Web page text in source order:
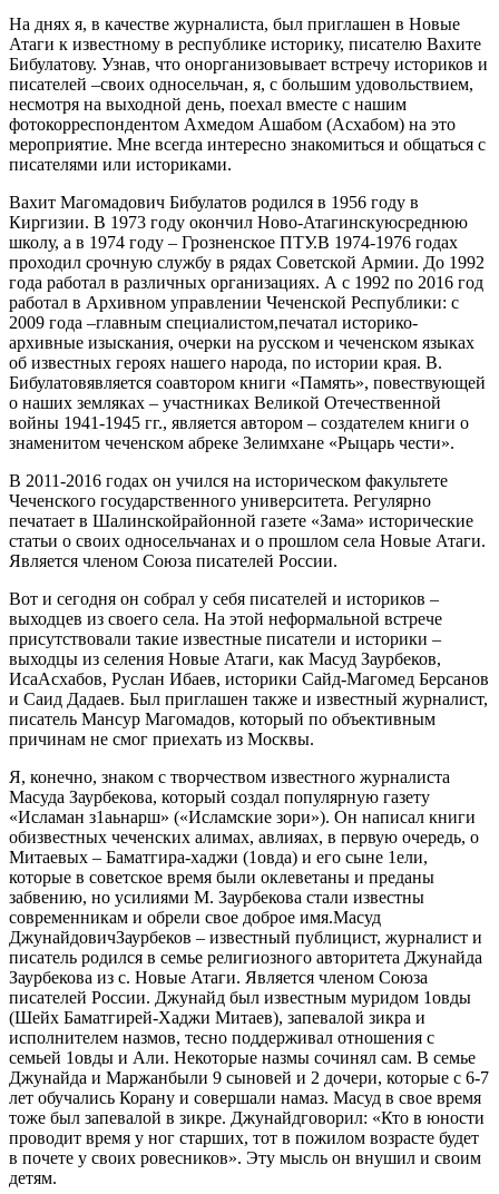
На днях я, в качестве журналиста, был приглашен в Новые
Атаги к известному в республике историку, писателю Вахите
Бибулатову. Узнав, что онорганизовывает встречу историков и
писателей –своих односельчан, я, с большим удовольствием,
несмотря на выходной день, поехал вместе с нашим
фотокорреспондентом Ахмедом Ашабом (Асхабом) на это
мероприятие. Мне всегда интересно знакомиться и общаться с
писателями или историками.
Вахит Магомадович Бибулатов родился в 1956 году в
Киргизии. В 1973 году окончил Ново-Атагинскуюсреднюю
школу, а в 1974 году – Грозненское ПТУ.В 1974-1976 годах
проходил срочную службу в рядах Советской Армии. До 1992
года работал в различных организациях. А с 1992 по 2016 год
работал в Архивном управлении Чеченской Республики: с
2009 года –главным специалистом,печатал историко-
архивные изыскания, очерки на русском и чеченском языках
об известных героях нашего народа, по истории края. В.
Бибулатовявляется соавтором книги «Память», повествующей
о наших земляках – участниках Великой Отечественной
войны 1941-1945 гг., является автором – создателем книги о
знаменитом чеченском абреке Зелимхане «Рыцарь чести».
В 2011-2016 годах он учился на историческом факультете
Чеченского государственного университета. Регулярно
печатает в Шалинскойрайонной газете «Зама» исторические
статьи о своих односельчанах и о прошлом села Новые Атаги.
Является членом Союза писателей России.
Вот и сегодня он собрал у себя писателей и историков –
выходцев из своего села. На этой неформальной встрече
присутствовали такие известные писатели и историки –
выходцы из селения Новые Атаги, как Масуд Заурбеков,
ИсаАсхабов, Руслан Ибаев, историки Сайд-Магомед Берсанов
и Саид Дадаев. Был приглашен также и известный журналист,
писатель Мансур Магомадов, который по объективным
причинам не смог приехать из Москвы.
Я, конечно, знаком с творчеством известного журналиста
Масуда Заурбекова, который создал популярную газету
«Исламан з1аьнарш» («Исламские зори»). Он написал книги
обизвестных чеченских алимах, авлияах, в первую очередь, о
Митаевых – Баматгира-хаджи (1овда) и его сыне 1ели,
которые в советское время были оклеветаны и преданы
забвению, но усилиями М. Заурбекова стали известны
современникам и обрели свое доброе имя.Масуд
ДжунайдовичЗаурбеков – известный публицист, журналист и
писатель родился в семье религиозного авторитета Джунайда
Заурбекова из с. Новые Атаги. Является членом Союза
писателей России. Джунайд был известным муридом 1овды
(Шейх Баматгирей-Хаджи Митаев), запевалой зикра и
исполнителем назмов, тесно поддерживал отношения с
семьей 1овды и Али. Некоторые назмы сочинял сам. В семье
Джунайда и Маржанбыли 9 сыновей и 2 дочери, которые с 6-7
лет обучались Корану и совершали намаз. Масуд в свое время
тоже был запевалой в зикре. Джунайдговорил: «Кто в юности
проводит время у ног старших, тот в пожилом возрасте будет
в почете у своих ровесников». Эту мысль он внушил и своим
детям.